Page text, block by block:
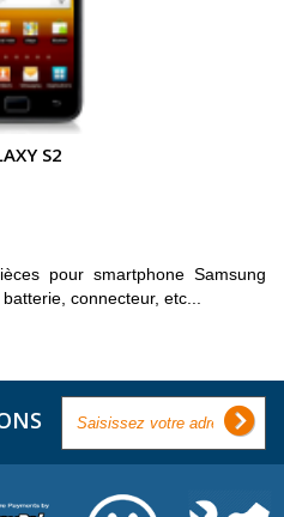
S2
pour smartphone Samsung
connecteur, etc...